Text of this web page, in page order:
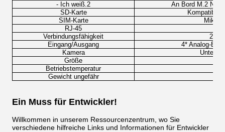
- Ich weiß.2
An Bord M.2
SD-Karte
Kompatibel
SIM-Karte
Mikro-
RJ-45
Verbindungsfähigkeit
2x
Eingang/Ausgang
4* Analog-
Kamera
Größe
Betriebstemperatur
Gewicht ungefähr
Ein Muss für Entwickler!
Willkommen in unserem Ressourcenzentrum, wo Sie
verschiedene hilfreiche Links und Informationen für Entwickler